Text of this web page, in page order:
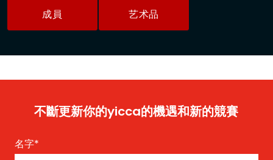
成員 艺术品
不斷更新你的yicca的機遇和新的競賽
名字*